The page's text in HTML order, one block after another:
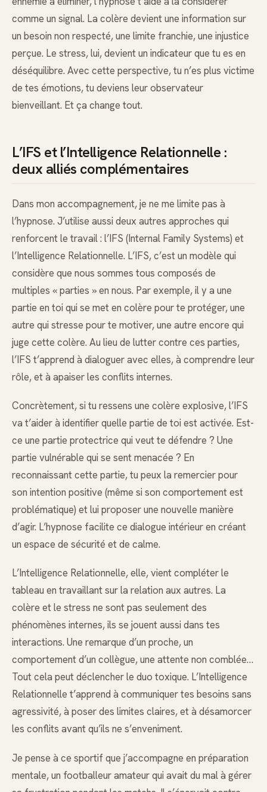
comme un signal. La colère devient une information sur
un besoin non respecté, une limite franchie, une injustice
perçue. Le stress, lui, devient un indicateur que tu es en
déséquilibre. Avec cette perspective, tu n’es plus victime
de tes émotions, tu deviens leur observateur
bienveillant. Et ça change tout.
L’IFS et l’Intelligence Relationnelle :
deux alliés complémentaires
Dans mon accompagnement, je ne me limite pas à
l’hypnose. J’utilise aussi deux autres approches qui
renforcent le travail : l’IFS (Internal Family Systems) et
l’Intelligence Relationnelle. L’IFS, c’est un modèle qui
considère que nous sommes tous composés de
multiples « parties » en nous. Par exemple, il y a une
partie en toi qui se met en colère pour te protéger, une
autre qui stresse pour te motiver, une autre encore qui
juge cette colère. Au lieu de lutter contre ces parties,
l’IFS t’apprend à dialoguer avec elles, à comprendre leur
rôle, et à apaiser les conflits internes.
Concrètement, si tu ressens une colère explosive, l’IFS
va t’aider à identifier quelle partie de toi est activée. Est-
ce une partie protectrice qui veut te défendre ? Une
partie vulnérable qui se sent menacée ? En
reconnaissant cette partie, tu peux la remercier pour
son intention positive (même si son comportement est
problématique) et lui proposer une nouvelle manière
d’agir. L’hypnose facilite ce dialogue intérieur en créant
un espace de sécurité et de calme.
L’Intelligence Relationnelle, elle, vient compléter le
tableau en travaillant sur la relation aux autres. La
colère et le stress ne sont pas seulement des
phénomènes internes, ils se jouent aussi dans tes
interactions. Une remarque d’un proche, un
comportement d’un collègue, une attente non comblée…
Tout cela peut déclencher le duo toxique. L’Intelligence
Relationnelle t’apprend à communiquer tes besoins sans
agressivité, à poser des limites claires, et à désamorcer
les conflits avant qu’ils ne s’enveniment.
Je pense à ce sportif que j’accompagne en préparation
mentale, un footballeur amateur qui avait du mal à gérer